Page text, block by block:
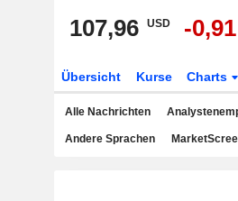
107,96 USD -
Übersicht Kurse Charts
Alle Nachrichten
Andere Sprachen